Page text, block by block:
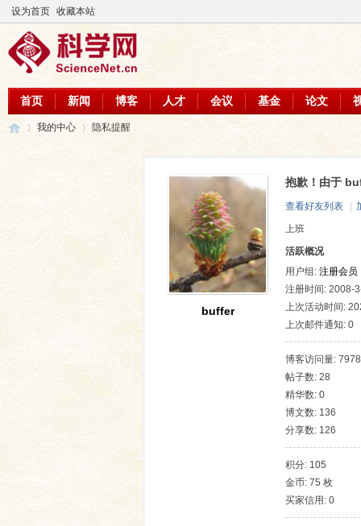
设为首页 收藏本站
首页 新闻 博客 人才 会议 基金 论文
我的中心 隐私提醒
buffer
抱歉！由于
查看好友列表
上班
活跃概况
用户组: 注册会员
注册时间: 2008-
上次活动时间:
上次邮件通知: 0
博客访问量:
帖子数: 28
精华数: 0
博文数: 136
分享数: 126
积分: 105
金币: 75 枚
买家信用: 0